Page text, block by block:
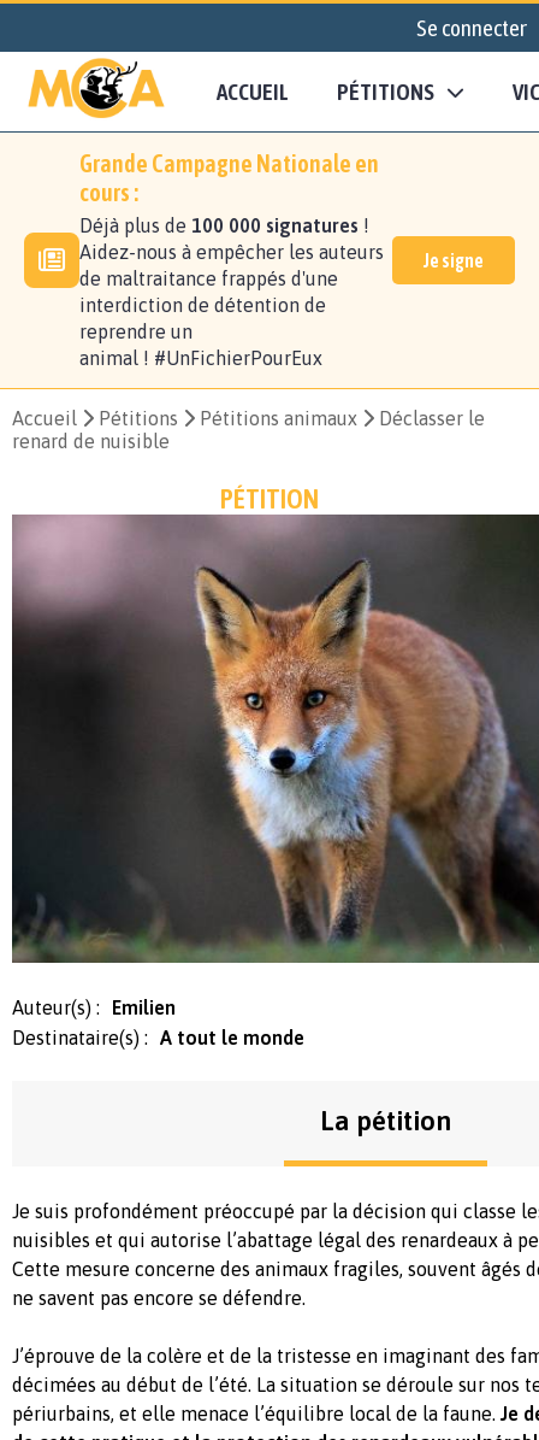
Se connecter
ACCUEIL PÉTITIONS
Grande Campagne Nationale en
cours :
Déjà plus de 100 000 signatures !
Aidez-nous à empêcher les auteurs
de maltraitance frappés d'une
interdiction de détention de
reprendre un
animal ! #UnFichierPourEux
Je signe
Accueil Pétitions Pétitions animaux
Déclasser le
renard de nuisible
PÉTITION
Auteur(s) :
Emilien
Destinataire(s) :
A tout le monde
La pétition
Je suis profondément préoccupé par la décision qui classe
nuisibles et qui autorise l’abattage légal des renardeaux à
Cette mesure concerne des animaux fragiles, souvent âgés
ne savent pas encore se défendre.
J’éprouve de la colère et de la tristesse en imaginant des
décimées au début de l’été. La situation se déroule sur nos
périurbains, et elle menace l’équilibre local de la faune. Je